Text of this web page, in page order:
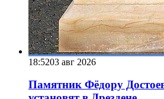
18:5203 авг 2026
Памятник Фёдору